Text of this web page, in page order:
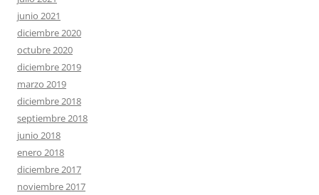
junio 2021
diciembre 2020
octubre 2020
diciembre 2019
marzo 2019
diciembre 2018
septiembre 2018
junio 2018
enero 2018
diciembre 2017
noviembre 2017